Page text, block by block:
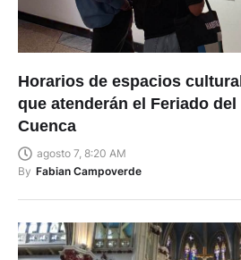
Horarios de espacios
que atenderán el Feriado
Cuenca
agosto 7, 8:20 AM
By Fabian Campoverde